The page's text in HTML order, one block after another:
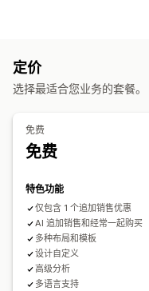
您可以设置的定价
百分比折扣
自定义定价
拖放式编辑器
批量折扣
点击率 转化率
定价
选择最适合您业务的套餐。
免费
免费
特色功能
仅包含 1 个追加销售优惠
AI 追加销售和经常一起购买
多种布局和模板
设计自定义
高级分析
多语言支持